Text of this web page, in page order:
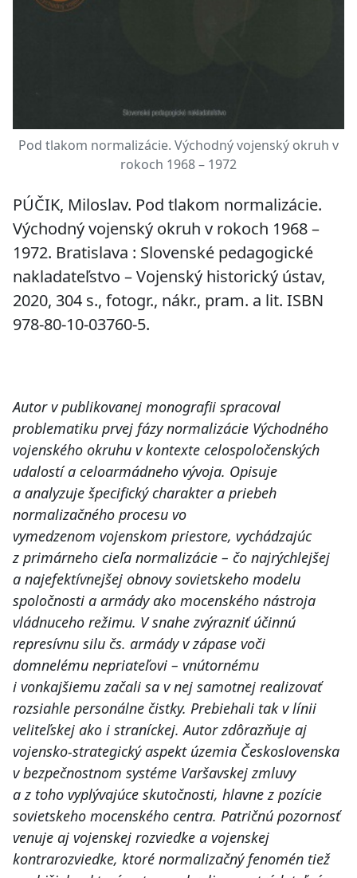
Pod tlakom normalizácie. Východný vojenský okruh v
rokoch 1968 – 1972
PÚČIK, Miloslav. Pod tlakom normalizácie.
Východný vojenský okruh v rokoch 1968 –
1972. Bratislava : Slovenské pedagogické
nakladateľstvo – Vojenský historický ústav,
2020, 304 s., fotogr., nákr., pram. a lit. ISBN
978-80-10-03760-5.
Autor v publikovanej monografii spracoval
problematiku prvej fázy normalizácie Východného
vojenského okruhu v kontexte celospoločenských
udalostí a celoarmádneho vývoja. Opisuje
a analyzuje špecifický charakter a priebeh
normalizačného procesu vo
vymedzenom vojenskom priestore, vychádzajúc
z primárneho cieľa normalizácie – čo najrýchlejšej
a najefektívnejšej obnovy sovietskeho modelu
spoločnosti a armády ako mocenského nástroja
vládnuceho režimu. V snahe zvýrazniť účinnú
represívnu silu čs. armády v zápase voči
domnelému nepriateľovi – vnútornému
i vonkajšiemu začali sa v nej samotnej realizovať
rozsiahle personálne čistky. Prebiehali tak v línii
veliteľskej ako i straníckej. Autor zdôrazňuje aj
vojensko-strategický aspekt územia Československa
v bezpečnostnom systéme Varšavskej zmluvy
a z toho vyplývajúce skutočnosti, hlavne z pozície
sovietskeho mocenského centra. Patričnú pozornosť
venuje aj vojenskej rozviedke a vojenskej
kontrarozviedke, ktoré normalizačný fenomén tiež